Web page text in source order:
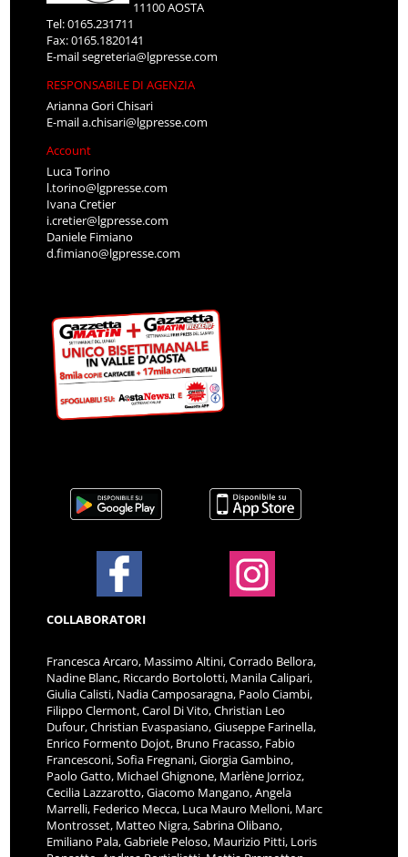
11100 AOSTA
Tel: 0165.231711
Fax: 0165.1820141
E-mailsegreteria@lgpresse.com
RESPONSABILE DI AGENZIA
Arianna Gori Chisari
E-maila.chisari@lgpresse.com
Account
Luca Torino
l.torino@lgpresse.com
Ivana Cretier
i.cretier@lgpresse.com
Daniele Fimiano
d.fimiano@lgpresse.com
COLLABORATORI
Francesca Arcaro, Massimo Altini, Corrado Bellora,
Nadine Blanc, Riccardo Bortolotti, Manila Calipari,
Giulia Calisti, Nadia Camposaragna, Paolo Ciambi,
Filippo Clermont, Carol Di Vito, Christian Leo
Dufour, Christian Evaspasiano, Giuseppe Farinella,
Enrico Formento Dojot, Bruno Fracasso, Fabio
Francesconi, Sofia Fregnani, Giorgia Gambino,
Paolo Gatto, Michael Ghignone, Marlène Jorrioz,
Cecilia Lazzarotto, Giacomo Mangano, Angela
Marrelli, Federico Mecca, Luca Mauro Melloni, Marc
Montrosset, Matteo Nigra, Sabrina Olibano,
Emiliano Pala, Gabriele Peloso, Maurizio Pitti, Loris